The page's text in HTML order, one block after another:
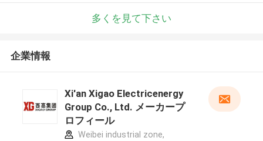
多くを見て下さい
企業情報
Xi'an Xigao Electricenergy
Group Co., Ltd. メーカープ
ロフィール
Weibei industrial zone,